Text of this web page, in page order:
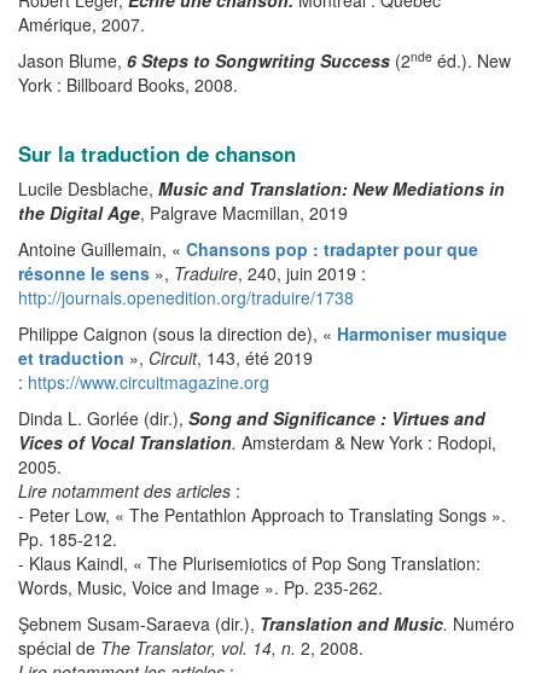
Amérique, 2007.
Jason Blume, 6 Steps to Songwriting Success (2nde éd.). New
York : Billboard Books, 2008.
Sur la traduction de chanson
Lucile Desblache, Music and Translation: New Mediations in
the Digital Age, Palgrave Macmillan, 2019
Antoine Guillemain, « Chansons pop : tradapter pour que
résonne le sens », Traduire, 240, juin 2019 :
http://journals.openedition.org/traduire/1738
Philippe Caignon (sous la direction de), « Harmoniser musique
et traduction », Circuit, 143, été 2019
: https://www.circuitmagazine.org
Dinda L. Gorlée (dir.), Song and Significance : Virtues and
Vices of Vocal Translation. Amsterdam & New York : Rodopi,
2005.
Lire notamment des articles :
- Peter Low, « The Pentathlon Approach to Translating Songs ».
Pp. 185-212.
- Klaus Kaindl, « The Plurisemiotics of Pop Song Translation:
Words, Music, Voice and Image ». Pp. 235-262.
Şebnem Susam-Saraeva (dir.), Translation and Music. Numéro
spécial de The Translator, vol. 14, n. 2, 2008.